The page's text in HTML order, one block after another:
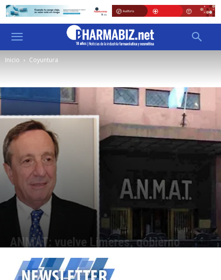
Inicio Coyuntura
ANMAT: vuelve Limeres, gobierno
Cristina Kroll - 08/01/2020 09:30